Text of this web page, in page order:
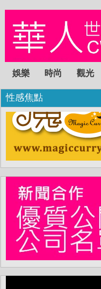
娛樂 時尚 觀光
性感焦點